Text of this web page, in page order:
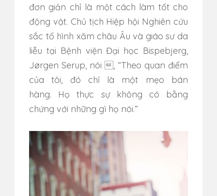
đơn giản chỉ là một cách làm tốt cho
động vật. Chủ tịch Hiệp hội Nghiên cứu
sắc tố hình xăm châu Âu và giáo sư da
liễu tại Bệnh viện Đại học Bispebjerg,
Jørgen Serup, nói , “Theo quan điểm
của tôi, đó chỉ là một mẹo bán
hàng. Họ thực sự không có bằng
chứng với những gì họ nói.”